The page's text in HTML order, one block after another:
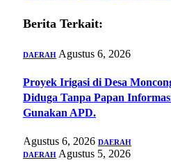
Berita Terkait:
DAERAH Agustus 6, 2026
Proyek Irigasi di Desa
Diduga Tanpa Papan
Gunakan APD.
Agustus 6, 2026 DAERAH
DAERAH Agustus 5, 2026